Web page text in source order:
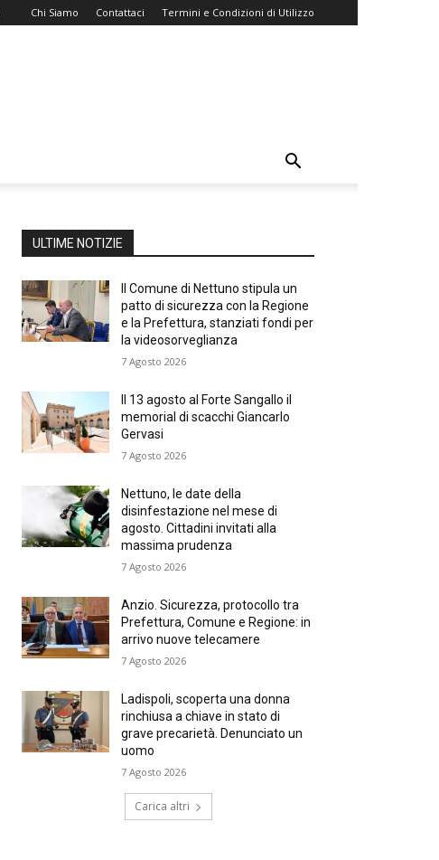
Chi Siamo Contattaci Termini e Condizioni di Utilizzo
ULTIME NOTIZIE
Il Comune di Nettuno stipula un
patto di sicurezza con la Regione
e la Prefettura, stanziati fondi per
la videosorveglianza
7 Agosto 2026
Il 13 agosto al Forte Sangallo il
memorial di scacchi Giancarlo
Gervasi
7 Agosto 2026
Nettuno, le date della
disinfestazione nel mese di
agosto. Cittadini invitati alla
massima prudenza
7 Agosto 2026
Anzio. Sicurezza, protocollo tra
Prefettura, Comune e Regione: in
arrivo nuove telecamere
7 Agosto 2026
Ladispoli, scoperta una donna
rinchiusa a chiave in stato di
grave precarietà. Denunciato un
uomo
7 Agosto 2026
Carica altri